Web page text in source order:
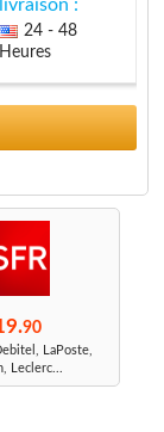
livraison :
24 - 48
Heures
90
LaPoste,
Leclerc...